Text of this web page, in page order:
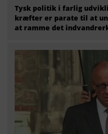
Tysk politik i farlig
kræfter er parate til at
at ramme det